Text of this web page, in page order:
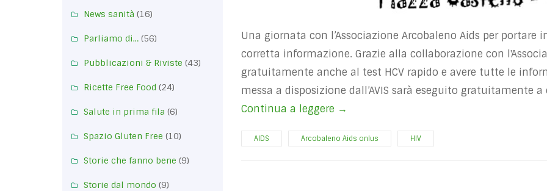
News sanità (16)
Parliamo di… (56)
Pubblicazioni & Riviste (43)
Ricette Free Food (24)
Salute in prima fila (6)
Spazio Gluten Free (10)
Storie che fanno bene (9)
Storie dal mondo (9)
Una giornata con l’Associazione Arcobaleno Aids per
corretta informazione. Grazie alla collaborazione con
gratuitamente anche al test HCV rapido e avere tutte le
messa a disposizione dall’AVIS sarà eseguito gratuitamente
Continua a leggere I test HIV e HCV scendono in piazza
→
AIDS Arcobaleno Aids onlus HIV